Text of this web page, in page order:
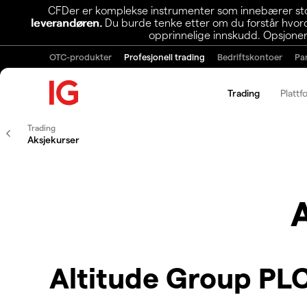
CFDer er komplekse instrumenter som innebærer
leverandøren.Du burde tenke etter om du forstår
opprinnelige innskudd.
OTC-produkter Profesjonell trading Bedriftskontoer
Trading
Trading
Aksjekurser
Altitude Group